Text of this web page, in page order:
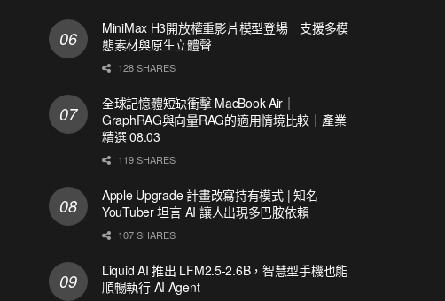
MiniMax H3開放權重影片模型登場 支援多模
態素材與原生立體聲
128 SHARES
全球記憶體短缺衝擊 MacBook Air｜
GraphRAG與向量RAG的適用情境比較｜產業
精選 08.03
119 SHARES
Apple Upgrade 計畫改寫持有模式 | 知名
YouTuber 坦言 AI 讓人出現多巴胺依賴
107 SHARES
Liquid AI 推出 LFM2.5-2.6B，智慧型手機也能
順暢執行 AI Agent